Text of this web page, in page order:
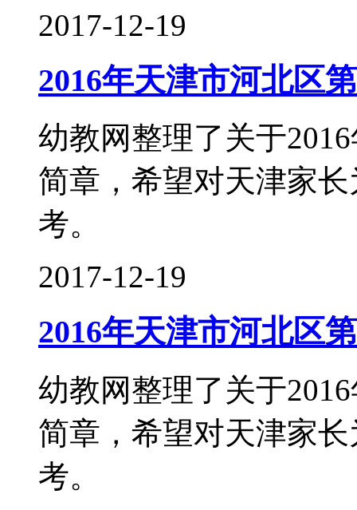
2017-12-19
2016年天津市河北区
幼教网整理了关于
简章，希望对天津家
考。
2017-12-19
2016年天津市河北区
幼教网整理了关于
简章，希望对天津家
考。